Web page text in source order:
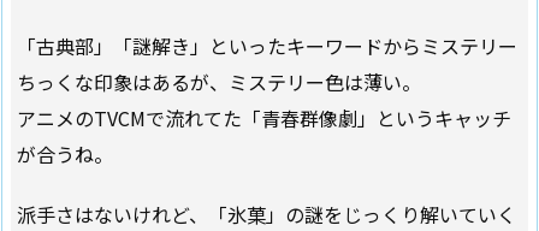
「古典部」「謎解き」といったキーワードからミステリー
ちっくな印象はあるが、ミステリー色は薄い。
アニメのTVCMで流れてた「青春群像劇」というキャッチ
が合うね。
派手さはないけれど、「氷菓」の謎をじっくり解いていく